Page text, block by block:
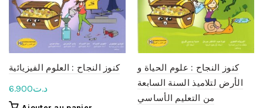
كنوز النجاح : العلوم الفيزيائية
د.ت6.900
كنوز النجاح : علوم الحياة و
الأرض لتلاميذ السنة السابعة
من التعليم الأساسي